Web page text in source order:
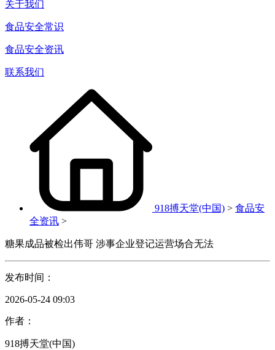
关于我们
食品安全常识
食品安全资讯
联系我们
918搏天堂(中国) > 食品安
全资讯 >
糖果成品被检出伟哥 涉事企业登记运营场合无法
发布时间：
2026-05-24 09:03
作者：
918搏天堂(中国)